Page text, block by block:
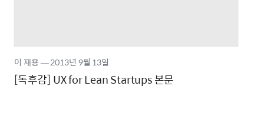
[독후감] UX for Lean Startups 본문
이 재용―2013년 9월 13일